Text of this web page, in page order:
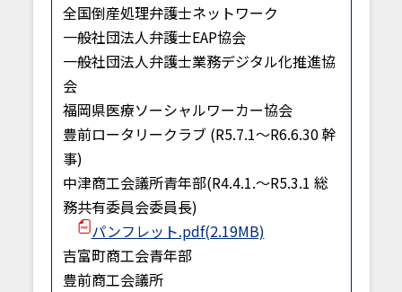
全国倒産処理弁護士ネットワーク
一般社団法人弁護士EAP協会
一般社団法人弁護士業務デジタル化推進協
会
福岡県医療ソーシャルワーカー協会
豊前ロータリークラブ (R5.7.1〜R6.6.30 幹
事)
中津商工会議所青年部(R4.4.1.〜R5.3.1 総
務共有委員会委員長)
パンフレット.pdf(2.19MB)
吉富町商工会青年部
豊前商工会議所